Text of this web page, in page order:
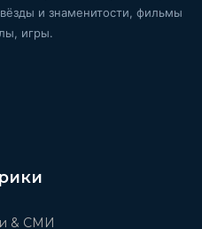
и знаменитости, фильмы
игры.
& СМИ